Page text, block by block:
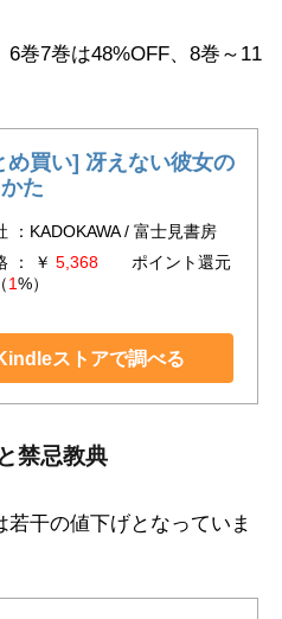
6巻7巻は48%OFF、8巻～11
め買い] 冴えない彼女の
た
：KADOKAWA / 富士見書房
： ￥ 5,368ポイント還元
1%）
ストアで調べる
禁忌教典
若干の値下げとなっていま